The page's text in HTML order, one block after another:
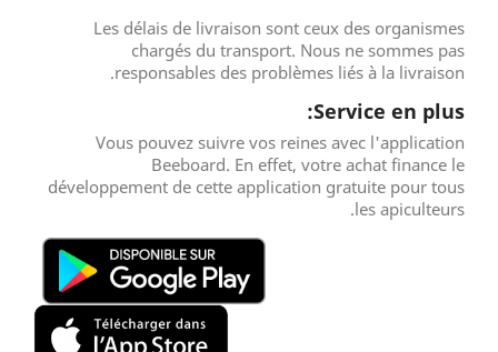
Les délais de livraison sont ceux des organismes
chargés du transport. Nous ne sommes pas
responsables des problèmes liés à la livraison.
Service en plus:
Vous pouvez suivre vos reines avec l'application
Beeboard. En effet, votre achat finance le
développement de cette application gratuite pour tous
les apiculteurs.